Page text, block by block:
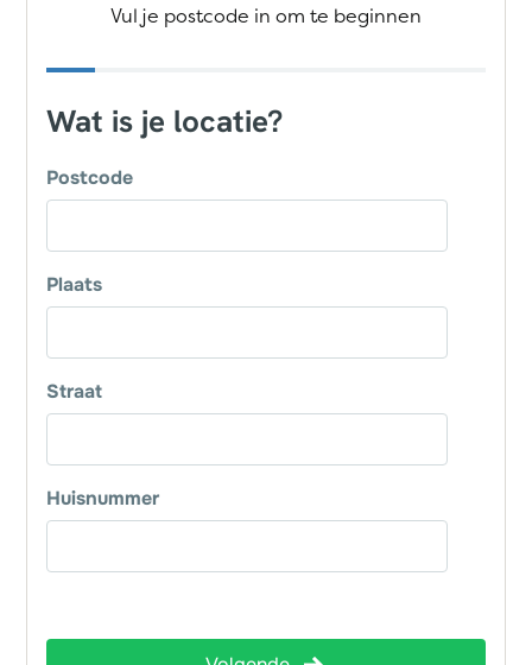
Vul je postcode in om te beginnen